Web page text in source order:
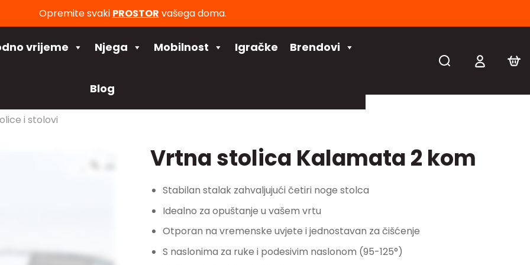
Opremite svaki PROSTOR vašega doma.
vrijeme Njega Mobilnost Igračke Brendovi
Blog
i stolovi
Vrtna stolica Kalamata 2 kom
Stabilan stalak zahvaljujući četiri noge stolca
Idealno za opuštanje u vašem vrtu
Otporan na vremenske uvjete i jednostavan za čišćenje
S naslonima za ruke i podesivim naslonom (95-125°)